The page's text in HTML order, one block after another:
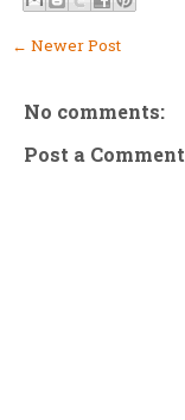
← Newer Post
No comments:
Post a Comment